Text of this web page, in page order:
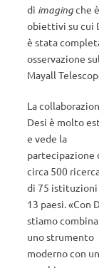
di imagingche
obiettivi su cui
è stata
osservazione sul
Mayall
La
Desi è molto
e vede la
partecipazione
circa 500
di 75 istituzioni
13 paesi. «Con
stiamo
uno strumento
moderno con un